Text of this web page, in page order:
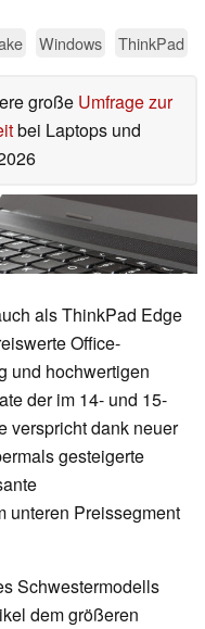
Windows ThinkPad
große Umfrage zur
bei Laptops und
als ThinkPad Edge
Office-
und hochwertigen
der im 14- und 15-
verspricht dank neuer
gesteigerte
unteren Preissegment
Schwestermodells
dem größeren